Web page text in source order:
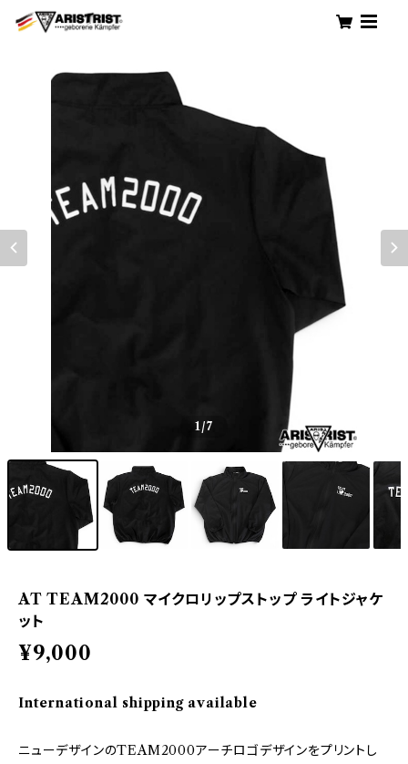
1/7
AT TEAM2000 マイクロリップストップ ライトジャケ
ット
¥9,000
International shipping available
ニューデザインのTEAM2000アーチロゴデザインをプリントし